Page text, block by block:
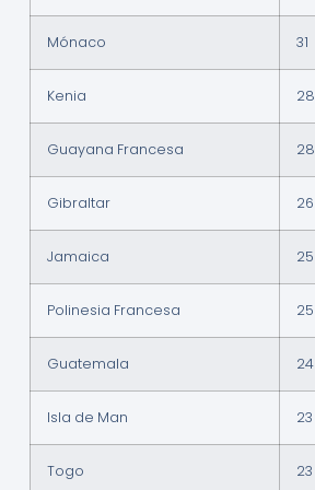
Mónaco 31
Kenia 28
Guayana Francesa 28
Gibraltar 26
Jamaica 25
Polinesia Francesa 25
Guatemala 24
Isla de Man 23
Togo 23